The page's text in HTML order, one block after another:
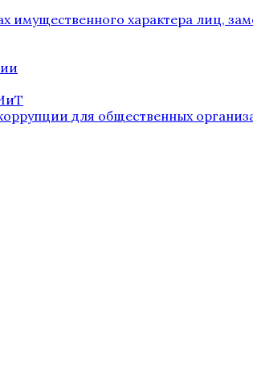
имущественного характера лиц,
для общественных